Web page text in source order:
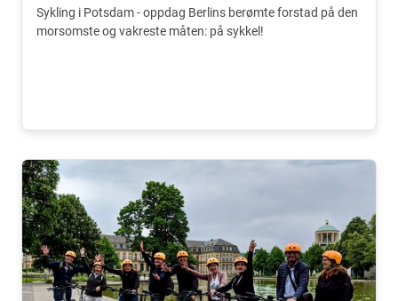
Sykling i Potsdam - oppdag Berlins berømte forstad på den
morsomste og vakreste måten: på sykkel!